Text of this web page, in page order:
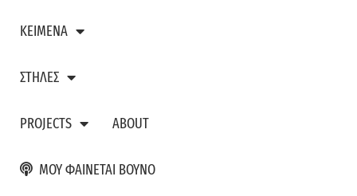
ΚΕΙΜΕΝΑ
ΣΤΗΛΕΣ
PROJECTS ABOUT
ΜΟΥ ΦΑΙΝΕΤΑΙ ΒΟΥΝΟ